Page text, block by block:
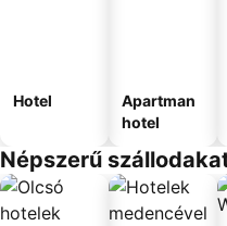
Hotel
Apartman
hotel
Népszerű